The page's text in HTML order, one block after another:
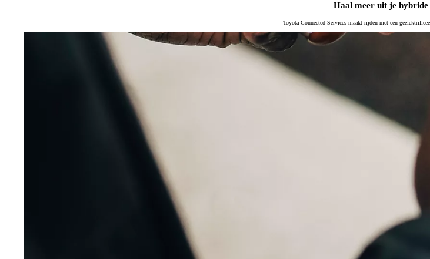
Haal meer uit je hybride
Toyota Connected Services maakt rijden met een